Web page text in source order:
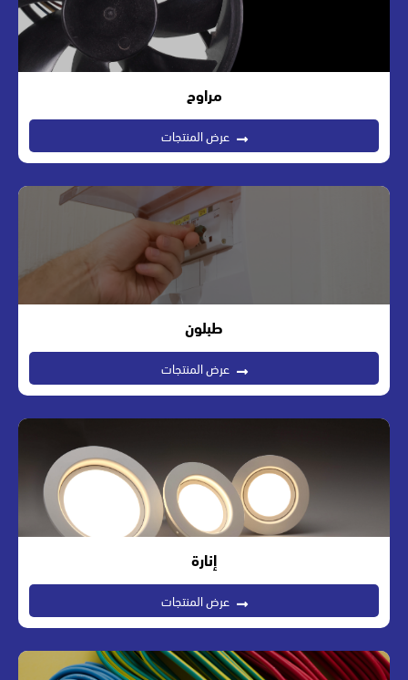
مراوح
عرض المنتجات
طبلون
عرض المنتجات
إنارة
عرض المنتجات